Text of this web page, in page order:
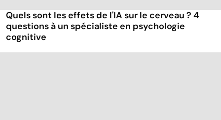
Quels sont les effets de l'IA sur le cerveau ? 4
questions à un spécialiste en psychologie
cognitive